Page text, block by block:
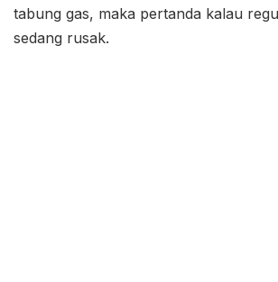
tabung gas, maka pertanda kalau
sedang rusak.